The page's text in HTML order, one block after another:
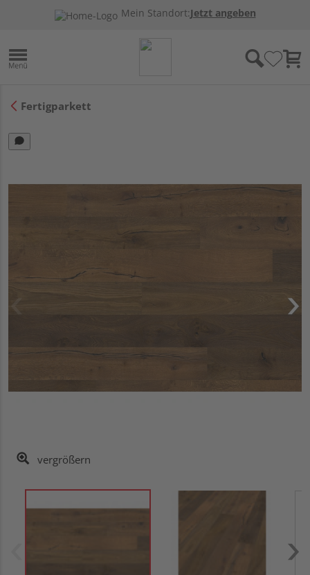
Mein Standort:Jetzt angeben
Fertigparkett
vergrößern